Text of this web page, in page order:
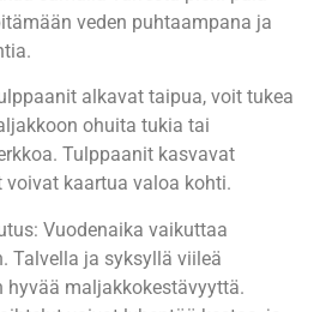
veden puhtaampana ja
alkavat taipua, voit tukea
ohuita tukia tai
Tulppaanit kasvavat
voivat kaartua valoa kohti.
Vuodenaika vaikuttaa
Talvella ja syksyllä viileä
hyvää maljakkokestävyyttä.